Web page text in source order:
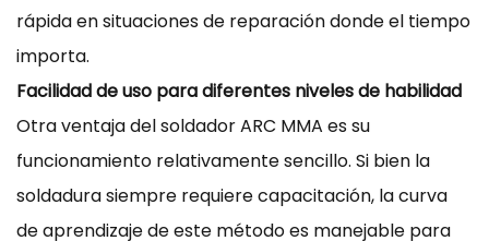
rápida en situaciones de reparación donde el tiempo
importa.
Facilidad de uso para diferentes niveles de habilidad
Otra ventaja del soldador ARC MMA es su
funcionamiento relativamente sencillo. Si bien la
soldadura siempre requiere capacitación, la curva
de aprendizaje de este método es manejable para